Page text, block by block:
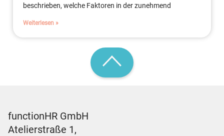
beschrieben, welche Faktoren in der zunehmend
Weiterlesen »
functionHR GmbH
Atelierstraße 1,